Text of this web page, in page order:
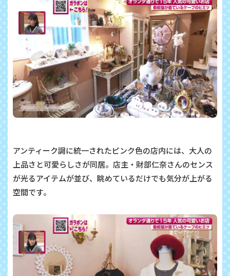
アンティーク調に統一されたピンク色の店内には、大人の
上品さと可愛らしさが同居。店主・財部仁奈さんのセンス
が光るアイテムが並び、眺めているだけでも気分が上がる
空間です。